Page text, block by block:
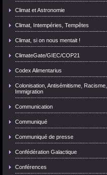
Climat et Astronomie
Climat, Intempéries, Tempêtes
Climat, si on nous mentait !
ClimateGate/GIEC/COP21
Codex Alimentarius
Colonisation, Antisémitisme, Racisme,
Immigration
Communication
Communiqué
Communiqué de presse
Confédération Galactique
Conférences